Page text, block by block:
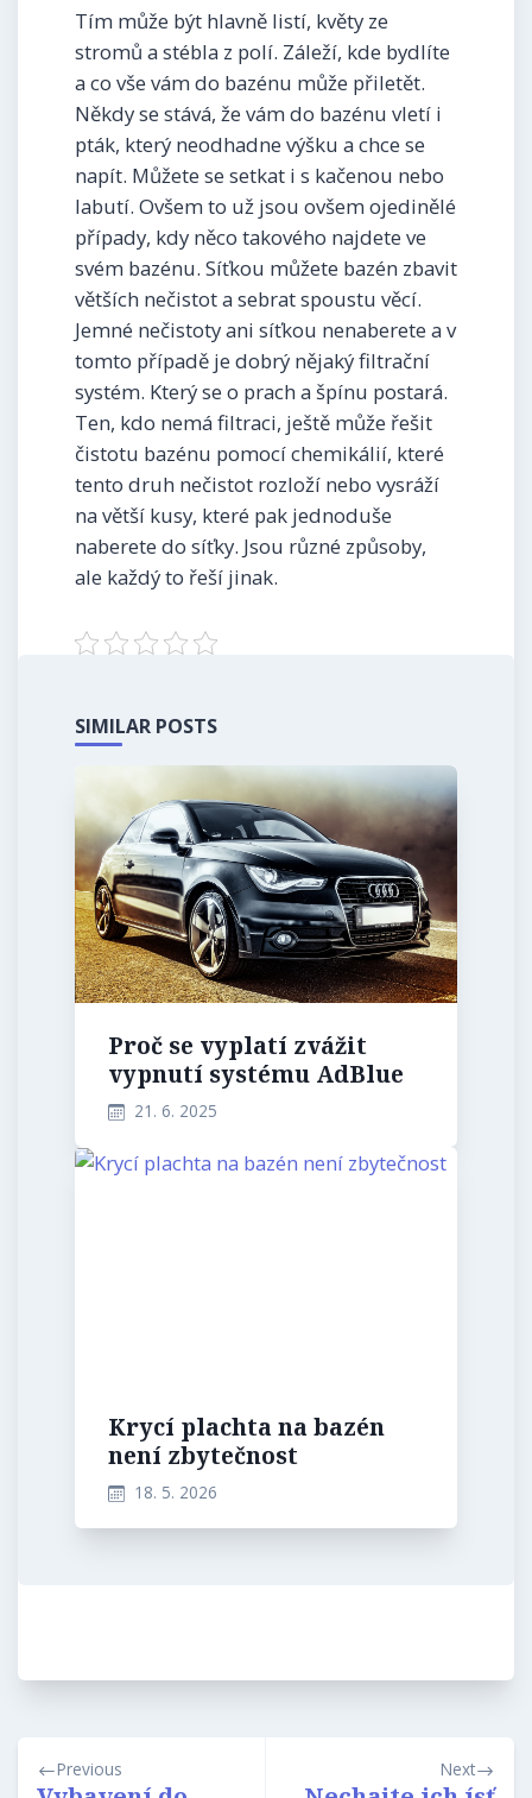
Tím může být hlavně listí, květy ze
stromů a stébla z polí. Záleží, kde bydlíte
a co vše vám do bazénu může přiletět.
Někdy se stává, že vám do bazénu vletí i
pták, který neodhadne výšku a chce se
napít. Můžete se setkat i s kačenou nebo
labutí. Ovšem to už jsou ovšem ojedinělé
případy, kdy něco takového najdete ve
svém bazénu. Síťkou můžete bazén zbavit
větších nečistot a sebrat spoustu věcí.
Jemné nečistoty ani síťkou nenaberete a v
tomto případě je dobrý nějaký filtrační
systém. Který se o prach a špínu postará.
Ten, kdo nemá filtraci, ještě může řešit
čistotu bazénu pomocí chemikálií, které
tento druh nečistot rozloží nebo vysráží
na větší kusy, které pak jednoduše
naberete do síťky. Jsou různé způsoby,
ale každý to řeší jinak.
SIMILAR POSTS
Proč se vyplatí zvážit
vypnutí systému AdBlue
21. 6. 2025
Krycí plachta na bazén
není zbytečnost
18. 5. 2026
Navigace
Previous Next